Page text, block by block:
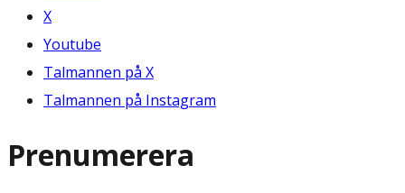
X
Youtube
Talmannen på X
Talmannen på Instagram
Prenumerera